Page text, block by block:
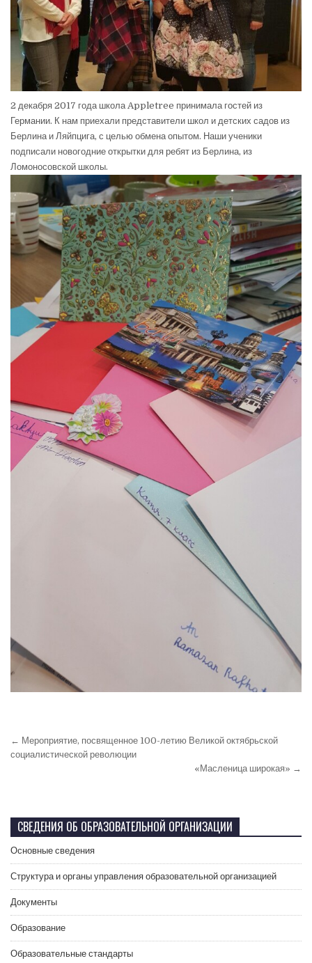
2 декабря 2017 года школа Appletree принимала гостей из
Германии. К нам приехали представители школ и детских садов из
Берлина и Ляйпцига, с целью обмена опытом. Наши ученики
подписали новогодние открытки для ребят из Берлина, из
Ломоносовской школы.
← Мероприятие, посвященное 100-летию Великой октябрьской
социалистической революции
«Масленица широкая» →
СВЕДЕНИЯ ОБ ОБРАЗОВАТЕЛЬНОЙ ОРГАНИЗАЦИИ
Основные сведения
Структура и органы управления образовательной организацией
Документы
Образование
Образовательные стандарты